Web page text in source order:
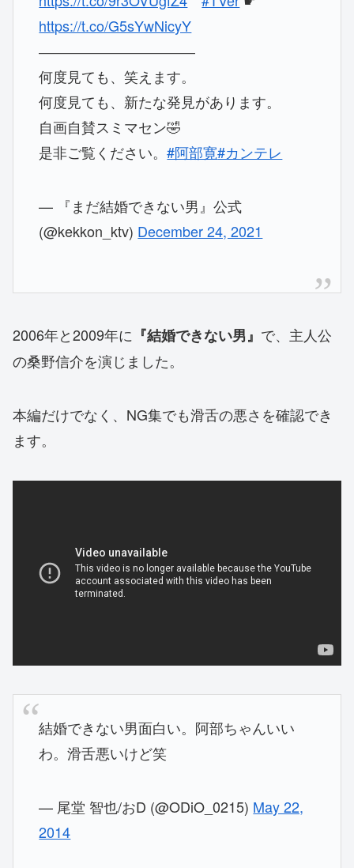
https://t.co/G5sYwNicyY
―――――――――――
何度見ても、笑えます。
何度見ても、新たな発見があります。
自画自賛スミマセン🤣
是非ご覧ください。#阿部寛#カンテレ
— 『まだ結婚できない男』公式
(@kekkon_ktv) December 24, 2021
2006年と2009年に 『結婚できない男』 で、主人公
の桑野信介を演じました。
本編だけでなく、NG集でも滑舌の悪さを確認でき
ます。
結婚できない男面白い。阿部ちゃんいい
わ。滑舌悪いけど笑
— 尾堂 智也/おD (@ODiO_0215) May 22,
2014